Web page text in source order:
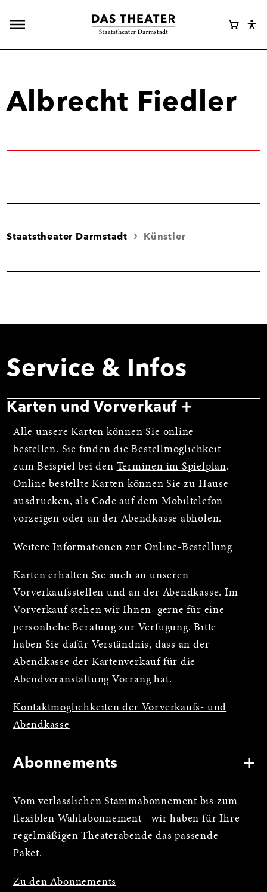
Hauptnavigation
Webshop
Albrecht Fiedler
Staatstheater Darmstadt Künstler
Service & Infos
Karten und Vorverkauf
Alle unsere Karten können Sie online
bestellen. Sie finden die Bestellmöglichkeit
zum Beispiel bei den Terminen im Spielplan.
Online bestellte Karten können Sie zu Hause
ausdrucken, als Code auf dem Mobiltelefon
vorzeigen oder an der Abendkasse abholen.
Weitere Informationen zur Online-Bestellung
Karten erhalten Sie auch an unseren
Vorverkaufsstellen und an der Abendkasse. Im
Vorverkauf stehen wir Ihnen gerne für eine
persönliche Beratung zur Verfügung. Bitte
haben Sie dafür Verständnis, dass an der
Abendkasse der Kartenverkauf für die
Abendveranstaltung Vorrang hat.
Kontaktmöglichkeiten der Vorverkaufs- und
Abendkasse
Abonnements
Vom verlässlichen Stammabonnement bis zum
flexiblen Wahlabonnement - wir haben für Ihre
regelmäßigen Theaterabende das passende
Paket.
Zu den Abonnements